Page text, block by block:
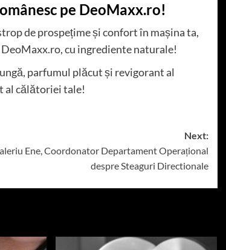
pe DeoMaxx.ro!
de prospețime și confort în mașina ta,
cu ingrediente naturale!
parfumul plăcut și revigorant al
al călătoriei tale!
Next:
Ene, Coordonator Departament Operațional
despre Steaguri Directionale